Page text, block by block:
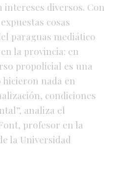
diversos. Con
cosas
paraguas mediático
la provincia: en
propolicial es una
nada en
condiciones
analiza el
profesor en la
la Universidad